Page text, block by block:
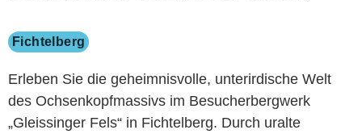
Fichtelberg
Erleben Sie die geheimnisvolle, unterirdische Welt
des Ochsenkopfmassivs im Besucherbergwerk
„Gleissinger Fels“ in Fichtelberg. Durch uralte